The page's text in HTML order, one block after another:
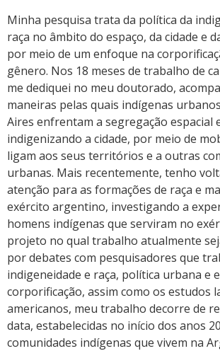
Minha pesquisa trata da política da
raça no âmbito do espaço, da cidade e
por meio de um enfoque na
gênero. Nos 18 meses de trabalho de
me dediquei no meu doutorado,
maneiras pelas quais indígenas
Aires enfrentam a segregação espacial
indigenizando a cidade, por meio de
ligam aos seus territórios e a outras
urbanas. Mais recentemente, tenho
atenção para as formações de raça e
exército argentino, investigando a
homens indígenas que serviram no
projeto no qual trabalho atualmente
por debates com pesquisadores que
indigeneidade e raça, política urbana e
corporificação, assim como os estudos
americanos, meu trabalho decorre de
data, estabelecidas no início dos anos
comunidades indígenas que vivem na